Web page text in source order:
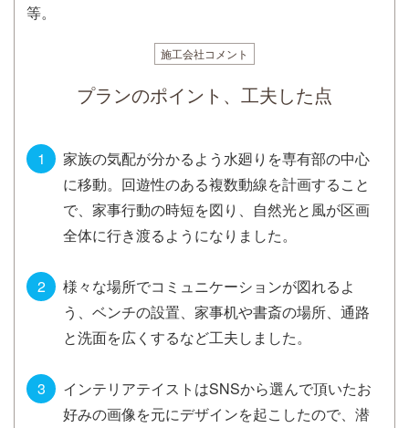
等。
施工会社コメント
プランのポイント、工夫した点
家族の気配が分かるよう水廻りを専有部の中心
に移動。回遊性のある複数動線を計画すること
で、家事行動の時短を図り、自然光と風が区画
全体に行き渡るようになりました。
様々な場所でコミュニケーションが図れるよ
う、ベンチの設置、家事机や書斎の場所、通路
と洗面を広くするなど工夫しました。
インテリアテイストはSNSから選んで頂いたお
好みの画像を元にデザインを起こしたので、潜